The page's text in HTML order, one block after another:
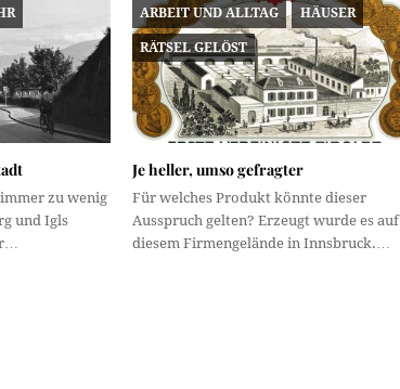
zu wenig
und Igls
ARBEIT UND ALLTAG HÄUSER
RÄTSEL GELÖST
Je heller, umso gefragter
Für welches Produkt könnte dieser
Ausspruch gelten? Erzeugt wurde es auf
diesem Firmengelände in Innsbruck.…